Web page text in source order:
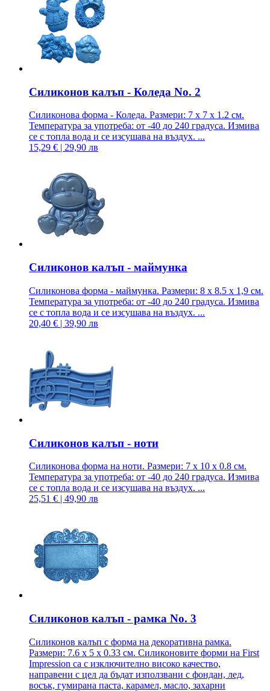
Силиконов калъп - Коледа No. 2
Силиконова форма - Коледа. Размери: 7 x 7 x 1.2 см.
Температура за употреба: от -40 до 240 градуса. Измива
се с топла вода и се изсушава на въздух. ...
15,29 € | 29,90 лв
Силиконов калъп - маймунка
Силиконова форма - маймунка. Размери: 8 x 8.5 x 1,9 см.
Температура за употреба: от -40 до 240 градуса. Измива
се с топла вода и се изсушава на въздух. ...
20,40 € | 39,90 лв
Силиконов калъп - ноти
Силиконова форма на ноти. Размери: 7 x 10 x 0.8 см.
Температура за употреба: от -40 до 240 градуса. Измива
се с топла вода и се изсушава на въздух. ...
25,51 € | 49,90 лв
Силиконов калъп - рамка No. 3
Силиконов калъп с форма на декоративна рамка.
Размери: 7.6 x 5 x 0.33 см. Силиконовите форми на First
Impression са с изключително високо качество,
направени с цел да бъдат използвани с фондан, лед,
восък, гумирана паста, карамел, масло, захарни